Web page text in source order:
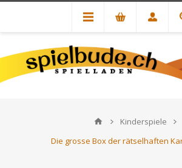
Kinderspiele
Die grosse Box der rätselhaften